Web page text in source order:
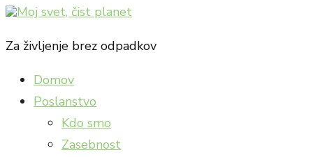
Za življenje brez odpadkov
Domov
Poslanstvo
Kdo smo
Zasebnost